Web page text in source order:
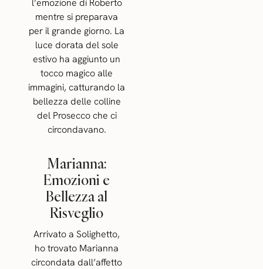
mentre si preparava
per il grande giorno. La
luce dorata del sole
estivo ha aggiunto un
tocco magico alle
immagini, catturando la
bellezza delle colline
del Prosecco che ci
circondavano.
Marianna:
Emozioni e
Bellezza al
Risveglio
Arrivato a Solighetto,
ho trovato Marianna
circondata dall’affetto